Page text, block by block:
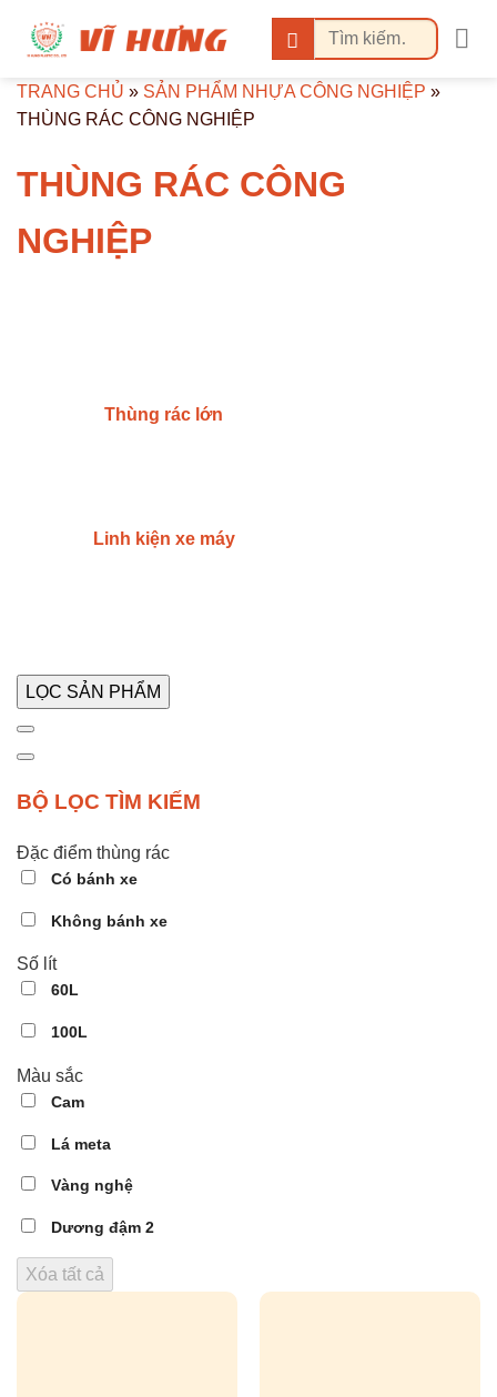
dung
Tìm
kiếm:
TRANG CHỦ » SẢN PHẨM NHỰA CÔNG NGHIỆP »
THÙNG RÁC CÔNG NGHIỆP
THÙNG RÁC CÔNG
NGHIỆP
Thùng rác lớn
Linh kiện xe máy
LỌC SẢN PHẨM
BỘ LỌC TÌM KIẾM
Đặc điểm thùng rác
Có bánh xe
Không bánh xe
Số lít
60L
100L
Màu sắc
Cam
Lá meta
Vàng nghệ
Dương đậm 2
Xóa tất cả